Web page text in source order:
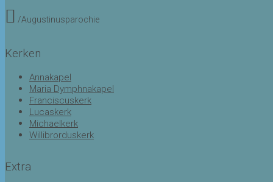
/Augustinusparochie
Kerken
Annakapel
Maria Dymphnakapel
Franciscuskerk
Lucaskerk
Michaelkerk
Willibrorduskerk
Extra